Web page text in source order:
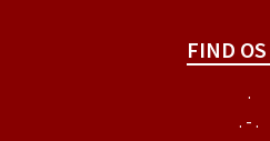
FIND
.
. - .